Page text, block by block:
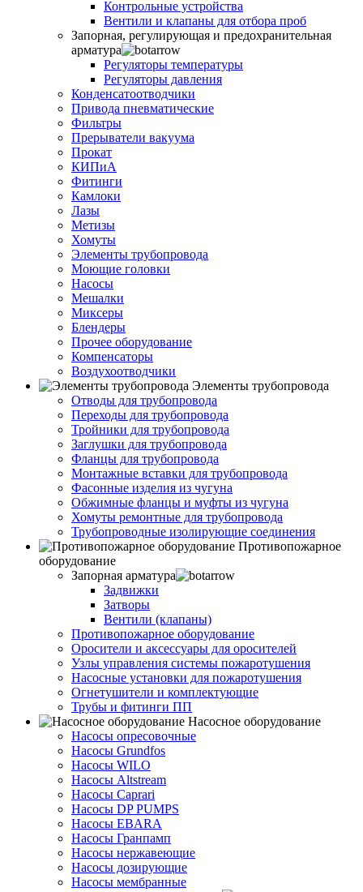
Контрольные устройства
Вентили и клапаны для отбора проб
Запорная, регулирующая и предохранительная
арматура
Регуляторы температуры
Регуляторы давления
Конденсатоотводчики
Привода пневматические
Фильтры
Прерыватели вакуума
Прокат
КИПиА
Фитинги
Камлоки
Лазы
Метизы
Хомуты
Элементы трубопровода
Моющие головки
Насосы
Мешалки
Миксеры
Блендеры
Прочее оборудование
Компенсаторы
Воздухоотводчики
Элементы трубопровода
Отводы для трубопровода
Переходы для трубопровода
Тройники для трубопровода
Заглушки для трубопровода
Фланцы для трубопровода
Монтажные вставки для трубопровода
Фасонные изделия из чугуна
Обжимные фланцы и муфты из чугуна
Хомуты ремонтные для трубопровода
Трубопроводные изолирующие соединения
Противопожарное
оборудование
Запорная арматура
Задвижки
Затворы
Вентили (клапаны)
Противопожарное оборудование
Оросители и аксессуары для оросителей
Узлы управления системы пожаротушения
Насосные установки для пожаротушения
Огнетушители и комплектующие
Трубы и фитинги ПП
Насосное оборудование
Насосы опресовочные
Насосы Grundfos
Насосы WILO
Насосы Altstream
Насосы Caprari
Насосы DP PUMPS
Насосы EBARA
Насосы Гранпамп
Насосы нержавеющие
Насосы дозирующие
Насосы мембранные